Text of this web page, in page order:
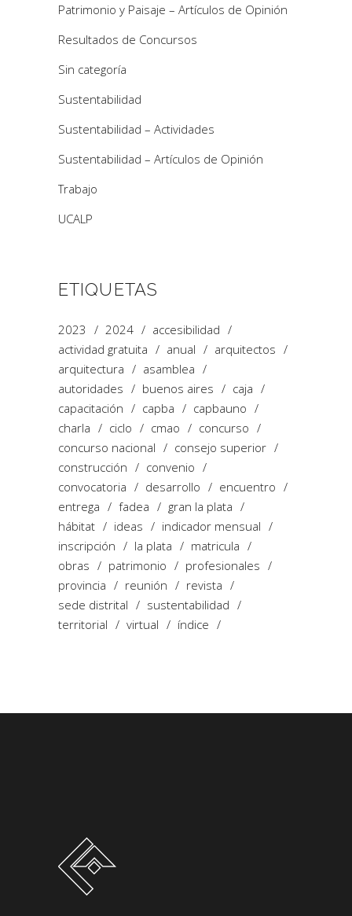
Patrimonio y Paisaje – Artículos de Opinión
Resultados de Concursos
Sin categoría
Sustentabilidad
Sustentabilidad – Actividades
Sustentabilidad – Artículos de Opinión
Trabajo
UCALP
ETIQUETAS
2023 2024
accesibilidad
actividad gratuita
anual
arquitectos
arquitectura
asamblea
autoridades
buenos aires
caja
capacitación
capba
capbauno
charla
ciclo cmao
concurso
concurso nacional
consejo superior
construcción
convenio
convocatoria
desarrollo
encuentro
entrega
fadea
gran la plata
hábitat
ideas
indicador mensual
inscripción
la plata
matricula
obras
patrimonio
profesionales
provincia
reunión
revista
sede distrital
sustentabilidad
territorial
virtual índice